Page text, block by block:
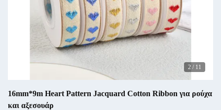
3 / 11
16mm*9m Heart Pattern Jacquard Cotton Ribbon για ρούχα
και αξεσουάρ